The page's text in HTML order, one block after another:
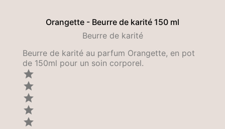
Orangette - Beurre de karité 150 ml
Beurre de karité
Beurre de karité au parfum Orangette, en pot
de 150ml pour un soin corporel.




